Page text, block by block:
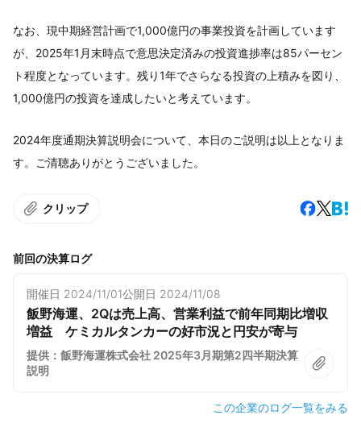
なお、現中期経営計画で1,000億円の事業投資を計画しています
が、2025年1月末時点で意思決定済みの投資進捗率は85パーセン
ト程度となっています。残り1年でさらなる投資の上積みを図り、
1,000億円の投資を達成したいと考えています。
2024年度通期決算説明会について、本日のご説明は以上となりま
す。ご清聴ありがとうございました。
クリップ
前回の決算ログ
開催日 2024/11/01公開日 2024/11/08
飯野海運、2Qは売上高、営業利益で前年同期比増収
増益 ケミカルタンカーの好市況と円安が寄与
提供：飯野海運株式会社 2025年3月期第2四半期決算
説明
この企業のログ一覧をみる